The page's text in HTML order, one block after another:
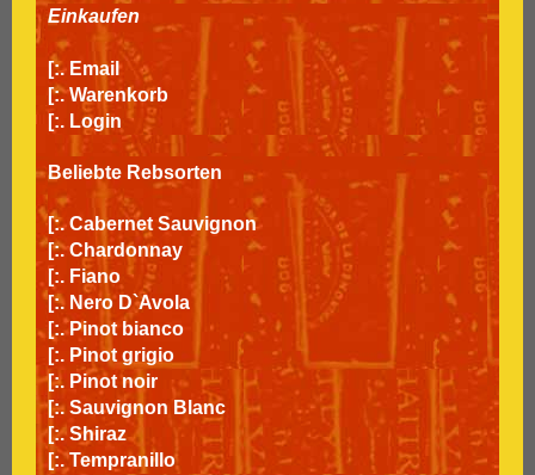
Einkaufen
[:. Email
[:. Warenkorb
[:. Login
Beliebte Rebsorten
[:. Cabernet Sauvignon
[:. Chardonnay
[:. Fiano
[:. Nero D`Avola
[:. Pinot bianco
[:. Pinot grigio
[:. Pinot noir
[:. Sauvignon Blanc
[:. Shiraz
[:. Tempranillo